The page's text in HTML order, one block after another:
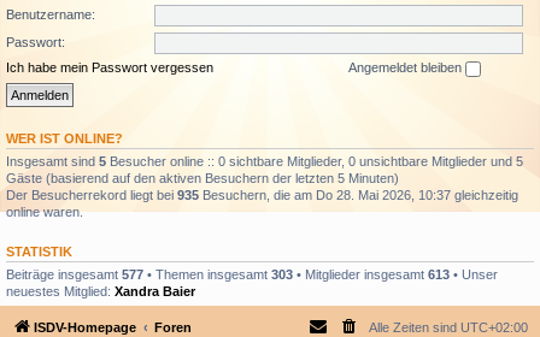
Benutzername:
Passwort:
Ich habe mein Passwort vergessen
Angemeldet bleiben
WER IST ONLINE?
Insgesamt sind 5 Besucher online :: 0 sichtbare Mitglieder, 0 unsichtbare Mitglieder und 5
Gäste (basierend auf den aktiven Besuchern der letzten 5 Minuten)
Der Besucherrekord liegt bei 935 Besuchern, die am Do 28. Mai 2026, 10:37 gleichzeitig
online waren.
STATISTIK
Beiträge insgesamt 577 • Themen insgesamt 303 • Mitglieder insgesamt 613 • Unser
neuestes Mitglied: Xandra Baier
ISDV-Homepage Foren Alle Zeiten sind UTC+02:00